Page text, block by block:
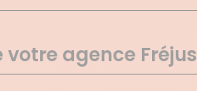
agence Fréjus